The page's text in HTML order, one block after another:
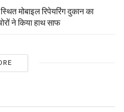
मोबाइल रिपेयरिंग दुकान का
ने किया हाथ साफ